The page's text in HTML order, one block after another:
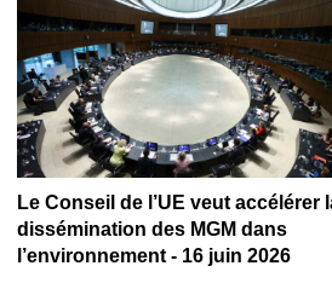
Le Conseil de l’UE veut accélérer
dissémination des MGM dans
l’environnement - 16 juin 2026